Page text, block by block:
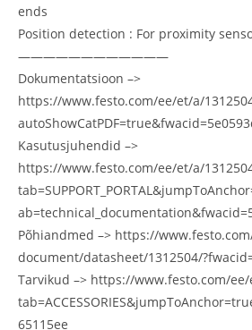
ends
Position detection : For proximity
————————————
Dokumentatsioon –>
https://www.festo.com/ee/et/a/
Kasutusjuhendid –>
https://www.festo.com/ee/et/a/
Põhiandmed –> https://
document/datasheet/1312504/
Tarvikud –> https://www.festo.com/ee/
65115ee